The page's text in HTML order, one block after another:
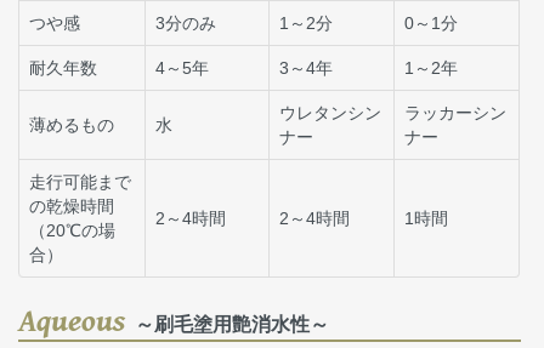
つや感 3分のみ 1～2分 0～1分
耐久年数 4～5年 3～4年 1～2年
薄めるもの 水
ウレタンシン
ナー
ラッカーシン
ナー
走行可能まで
の乾燥時間
（20℃の場
合）
2～4時間 2～4時間 1時間
Aqueous ～刷毛塗用艶消水性～